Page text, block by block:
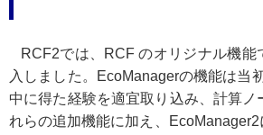
RCF2では、RCF のオリジナル機能
入しました。EcoManagerの機能は当
中に得た経験を適宜取り込み、計算
れらの追加機能に加え、